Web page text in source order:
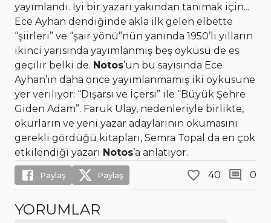
yayımlandı. İyi bir yazarı yakından tanımak için...
Ece Ayhan dendiğinde akla ilk gelen elbette
“şiirleri” ve “şair yönü”nün yanında 1950’li yılların
ikinci yarısında yayımlanmış beş öyküsü de es
geçilir belki de. Notos’un bu sayısında Ece
Ayhan’ın daha önce yayımlanmamış iki öyküsüne
yer veriliyor: “Dışarsı ve İçersi” ile “Büyük Şehre
Giden Adam”. Faruk Ulay, nedenleriyle birlikte,
okurların ve yeni yazar adaylarının okumasını
gerekli gördüğü kitapları, Semra Topal da en çok
etkilendiği yazarı Notos’a anlatıyor.
Paylaş Paylaş 40 0
YORUMLAR